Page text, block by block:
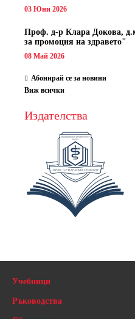
03 Юни 2026
Проф. д-р Клара Докова,
за промоция на здравето"
08 Май 2026
Абонирай се за новини
Виж всички
Издателства
Учебници
Ръководства